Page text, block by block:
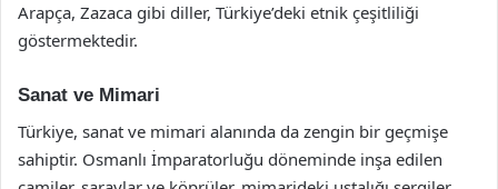
Arapça, Zazaca gibi diller, Türkiye’deki etnik çeşitliliği
göstermektedir.
Sanat ve Mimari
Türkiye, sanat ve mimari alanında da zengin bir geçmişe
sahiptir. Osmanlı İmparatorluğu döneminde inşa edilen